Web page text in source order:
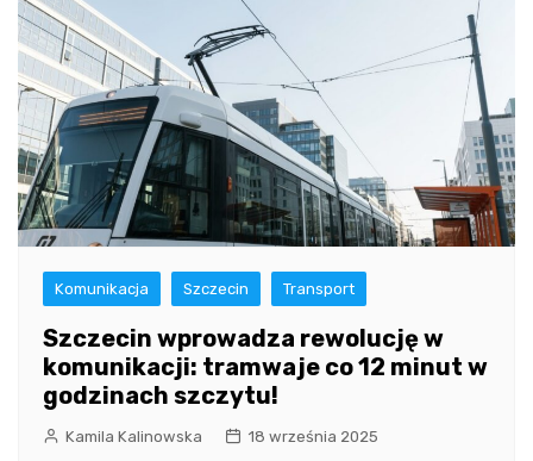
Komunikacja Szczecin Transport
Szczecin wprowadza rewolucję w
komunikacji: tramwaje co 12 minut w
godzinach szczytu!
Kamila Kalinowska 18 września 2025